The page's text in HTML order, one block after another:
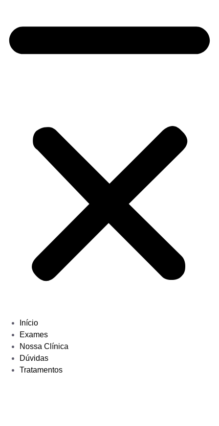
Início
Exames
Nossa Clínica
Dúvidas
Tratamentos